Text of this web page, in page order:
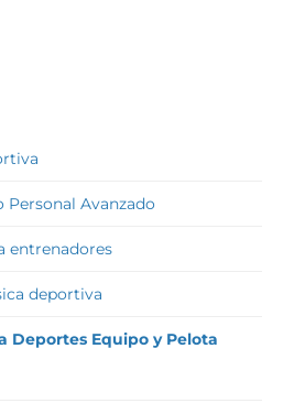
Avanzado
entrenadores
deportiva
Deportes Equipo y Pelota